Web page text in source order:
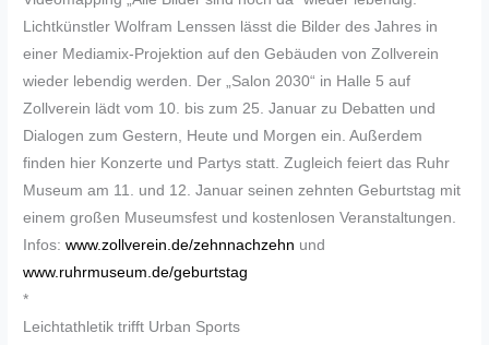
Lichtkünstler Wolfram Lenssen lässt die Bilder des Jahres in
einer Mediamix-Projektion auf den Gebäuden von Zollverein
wieder lebendig werden. Der „Salon 2030“ in Halle 5 auf
Zollverein lädt vom 10. bis zum 25. Januar zu Debatten und
Dialogen zum Gestern, Heute und Morgen ein. Außerdem
finden hier Konzerte und Partys statt. Zugleich feiert das Ruhr
Museum am 11. und 12. Januar seinen zehnten Geburtstag mit
einem großen Museumsfest und kostenlosen Veranstaltungen.
Infos:www.zollverein.de/zehnnachzehn und
www.ruhrmuseum.de/geburtstag
*
Leichtathletik trifft Urban Sports